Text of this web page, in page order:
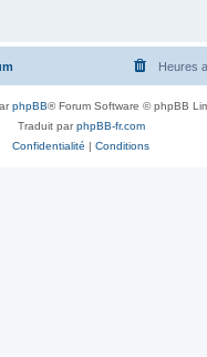
Heures
phpBB® Forum Software © phpBB
Traduit parphpBB-fr.com
Confidentialité | Conditions